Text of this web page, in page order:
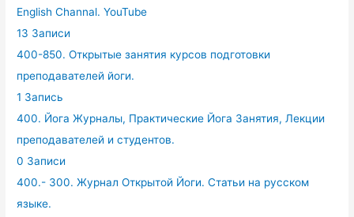
English Channal. YouTube
13 Записи
400-850. Открытые занятия курсов подготовки
преподавателей йоги.
1 Запись
400. Йога Журналы, Практические Йога Занятия, Лекции
преподавателей и студентов.
0 Записи
400.- 300. Журнал Открытой Йоги. Статьи на русском
языке.